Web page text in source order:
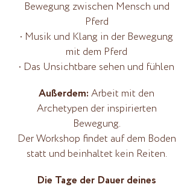
Bewegung zwischen Mensch und
Pferd
• Musik und Klang in der Bewegung
mit dem Pferd
• Das Unsichtbare sehen und fühlen
Außerdem: Arbeit mit den
Archetypen der inspirierten
Bewegung.
Der Workshop findet auf dem Boden
statt und beinhaltet kein Reiten.
Die Tage der Dauer deines